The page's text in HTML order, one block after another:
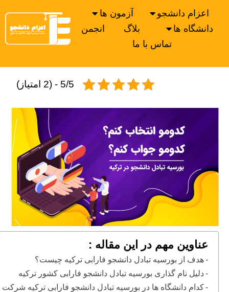
اعزام دانشجو
آزمون ها
دانشگاه ها
بلاگ
انجمن
تماس با ما
5/5 - (2 امتیاز)
عناوین مهم در این مقاله :
هدف از بورسیه تبادل دانشجو فارابی ترکیه چیست؟
دلیل نام گذاری بورسیه تبادل دانشجو فارابی کشور ترکیه
کدام دانشگاه ها در بورسیه تبادل دانشجو فارابی ترکیه شرکت